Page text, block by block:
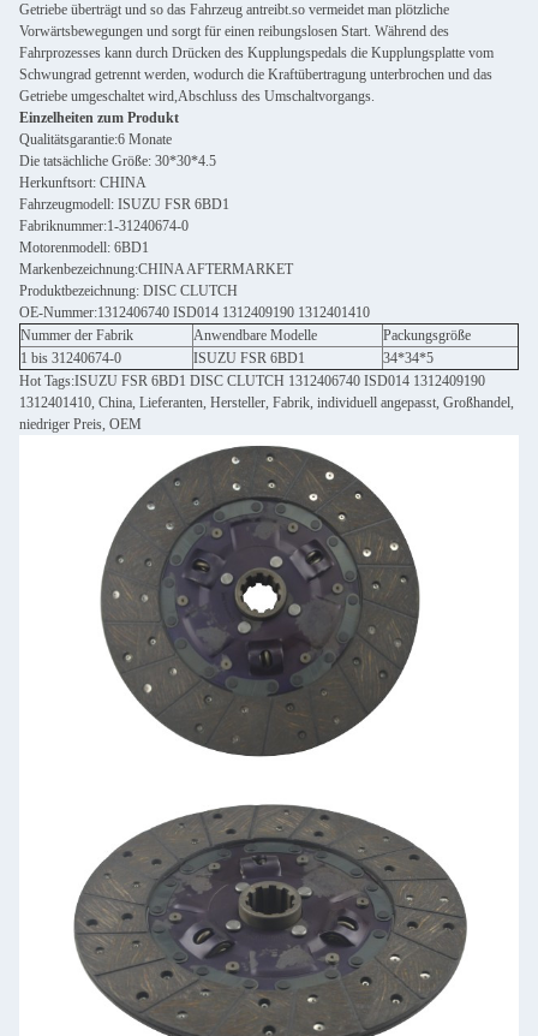
Getriebe überträgt und so das Fahrzeug antreibt.so vermeidet man plötzliche
Vorwärtsbewegungen und sorgt für einen reibungslosen Start. Während des
Fahrprozesses kann durch Drücken des Kupplungspedals die Kupplungsplatte vom
Schwungrad getrennt werden, wodurch die Kraftübertragung unterbrochen und das
Getriebe umgeschaltet wird,Abschluss des Umschaltvorgangs.
Einzelheiten zum Produkt
Qualitätsgarantie:6 Monate
Die tatsächliche Größe: 30*30*4.5
Herkunftsort: CHINA
Fahrzeugmodell: ISUZU FSR 6BD1
Fabriknummer:1-31240674-0
Motorenmodell: 6BD1
Markenbezeichnung:CHINA AFTERMARKET
Produktbezeichnung: DISC CLUTCH
OE-Nummer:1312406740 ISD014 1312409190 1312401410
Nummer der Fabrik
Anwendbare Modelle
Packungsgröße
1 bis 31240674-0
ISUZU FSR 6BD1
34*34*5
Hot Tags:ISUZU FSR 6BD1 DISC CLUTCH 1312406740 ISD014 1312409190
1312401410, China, Lieferanten, Hersteller, Fabrik, individuell angepasst, Großhandel,
niedriger Preis, OEM